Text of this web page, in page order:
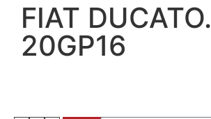
FIAT DUCATO.
20GP16